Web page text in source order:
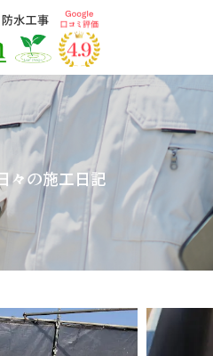
々の施工日記